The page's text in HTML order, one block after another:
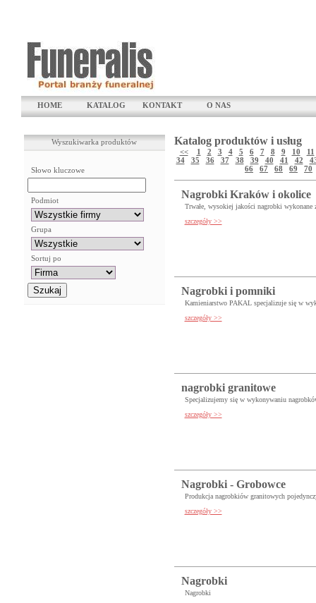
HOME KATALOG KONTAKT O NAS
Wyszukiwarka produktów
Słowo kluczowe
Podmiot
Grupa
Sortuj po
Katalog produktów i usług
<< 1 2 3 4 5 6 7 8 9 10
11
34
35 36 37 38 39 40 41 42
66
67 68 69 70
Nagrobki Kraków i okolice
Trwałe, wysokiej jakości nagrobki wykonane
szczegóły >>
Nagrobki i pomniki
Kamieniarstwo PAKAL specjalizuje się w
szczegóły >>
nagrobki granitowe
Specjalizujemy się w wykonywaniu
szczegóły >>
Nagrobki - Grobowce
Produkcja nagrobkiów granitowych
szczegóły >>
Nagrobki
Nagrobki